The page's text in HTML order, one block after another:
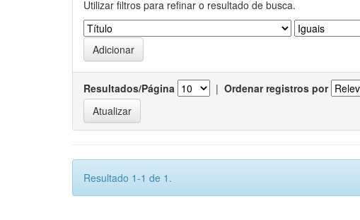
Utilizar filtros para refinar o resultado de busca.
Resultados/Página | Ordenar registros por
Resultado 1-1 de 1.